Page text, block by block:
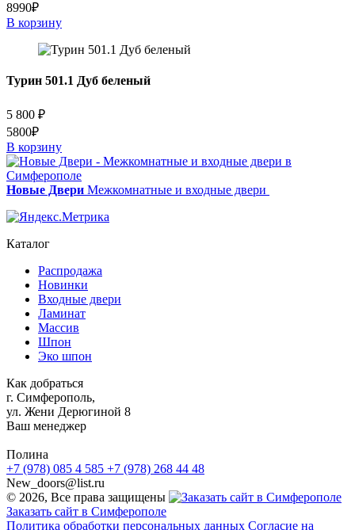
8990₽
В корзину
Турин 501.1 Дуб беленый
5 800 ₽
5800₽
В корзину
Новые Двери Межкомнатные и входные двери
Каталог
Распродажа
Новинки
Входные двери
Ламинат
Массив
Шпон
Эко шпон
Как добраться
г. Симферополь,
ул. Жени Дерюгиной 8
Ваш менеджер
Полина
+7 (978) 085 4 585 +7 (978) 268 44 48
New_doors@list.ru
© 2026, Все права защищены
Заказать сайт в Симферополе
Политика обработки персональных данных Согласие на